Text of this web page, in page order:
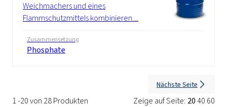
Weichmachers und eines
Flammschutzmittels kombinieren....
Zusammensetzung
Phosphate
1 -20 von 28 Produkten Zeige auf Seite: 2040 60
Nächste Seite